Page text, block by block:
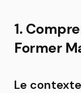
1.
Former
Le